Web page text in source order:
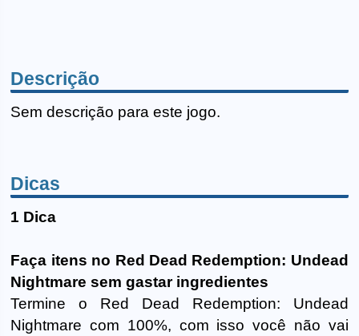
Descrição
Sem descrição para este jogo.
Dicas
1 Dica
Faça itens no Red Dead Redemption: Undead
Nightmare sem gastar ingredientes
Termine o Red Dead Redemption: Undead
Nightmare com 100%, com isso você não vai